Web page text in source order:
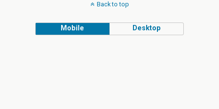
Back to top
Mobile Desktop